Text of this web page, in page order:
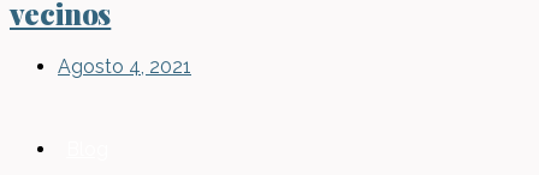
vecinos
Agosto 4, 2021